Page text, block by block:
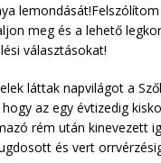
meg és a lehető
választásokat!
láttak napvilágot a
az egy évtizedig
rém után kinevezett
és vert